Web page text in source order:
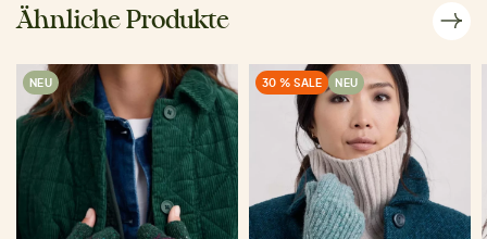
Ähnliche Produkte
NEU 30 % SALE NEU